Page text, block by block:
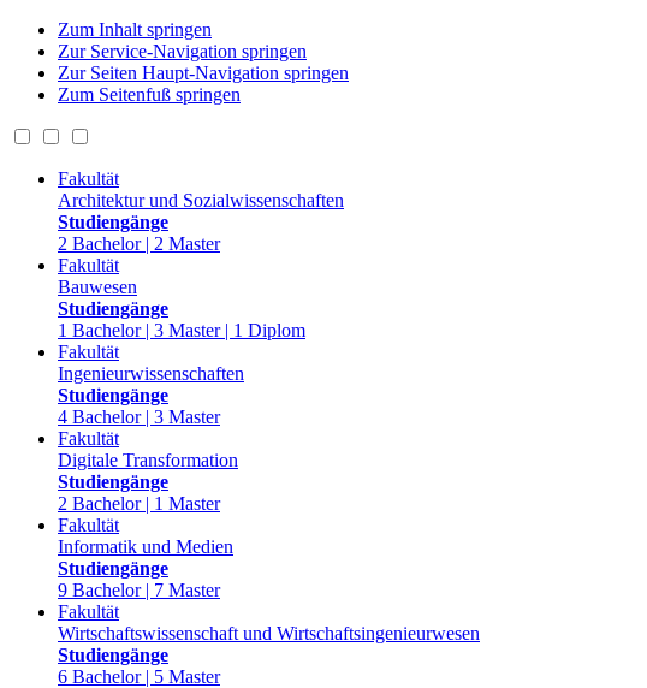
Zum Inhalt springen
Zur Service-Navigation springen
Zur Seiten Haupt-Navigation springen
Zum Seitenfuß springen
Fakultät
Architektur und Sozialwissenschaften
Studiengänge
2 Bachelor | 2 Master
Fakultät
Bauwesen
Studiengänge
1 Bachelor | 3 Master | 1 Diplom
Fakultät
Ingenieurwissenschaften
Studiengänge
4 Bachelor | 3 Master
Fakultät
Digitale Transformation
Studiengänge
2 Bachelor | 1 Master
Fakultät
Informatik und Medien
Studiengänge
9 Bachelor | 7 Master
Fakultät
Wirtschaftswissenschaft und Wirtschaftsingenieurwesen
Studiengänge
6 Bachelor | 5 Master